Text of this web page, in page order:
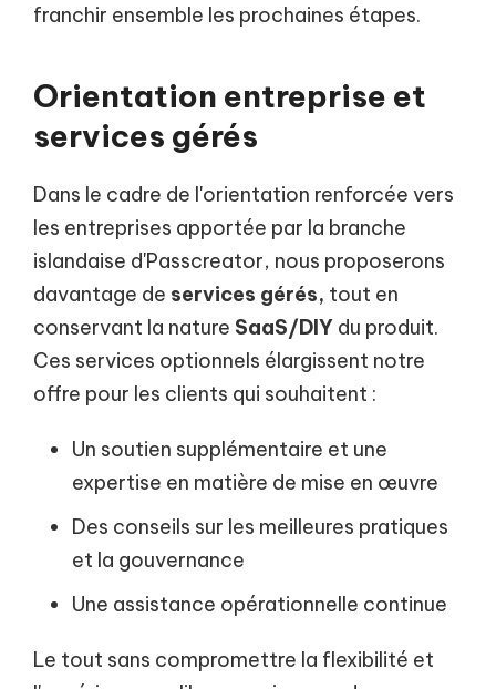
franchir ensemble les prochaines étapes.
Orientation entreprise et
services gérés
Dans le cadre de l'orientation renforcée vers
les entreprises apportée par la branche
islandaise d'Passcreator, nous proposerons
davantage de services gérés, tout en
conservant la nature SaaS/DIY du produit.
Ces services optionnels élargissent notre
offre pour les clients qui souhaitent :
Un soutien supplémentaire et une
expertise en matière de mise en œuvre
Des conseils sur les meilleures pratiques
et la gouvernance
Une assistance opérationnelle continue
Le tout sans compromettre la flexibilité et